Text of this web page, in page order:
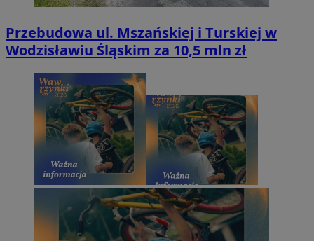
Przebudowa ul. Mszańskiej i Turskiej w
Wodzisławiu Śląskim za 10,5 mln zł